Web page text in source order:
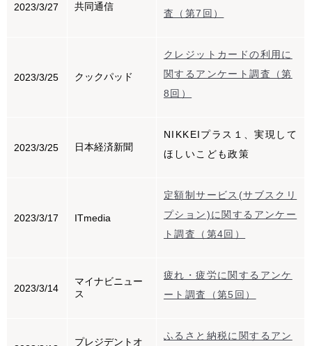
2023/3/27 共同通信
査（第7回）
2023/3/25 クックパッド
クレジットカードの利用に
関するアンケート調査（第
8回）
2023/3/25 日本経済新聞
NIKKEIプラス１、実現して
ほしいこども政策
2023/3/17 ITmedia
定額制サービス(サブスクリ
プション)に関するアンケー
ト調査（第4回）
2023/3/14
マイナビニュー
ス
疲れ・疲労に関するアンケ
ート調査（第5回）
プレジデントオ
ふるさと納税に関するアン